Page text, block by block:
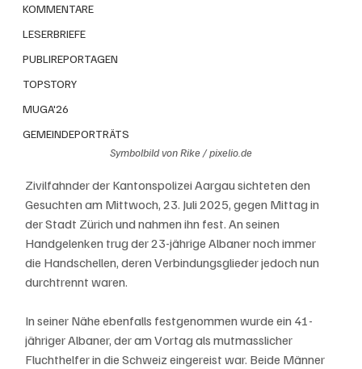
KOMMENTARE
LESERBRIEFE
PUBLIREPORTAGEN
TOPSTORY
MUGA'26
GEMEINDEPORTRÄTS
Symbolbild von Rike / pixelio.de
Zivilfahnder der Kantonspolizei Aargau sichteten den
Gesuchten am Mittwoch, 23. Juli 2025, gegen Mittag in
der Stadt Zürich und nahmen ihn fest. An seinen
Handgelenken trug der 23-jährige Albaner noch immer
die Handschellen, deren Verbindungsglieder jedoch nun
durchtrennt waren.
In seiner Nähe ebenfalls festgenommen wurde ein 41-
jähriger Albaner, der am Vortag als mutmasslicher
Fluchthelfer in die Schweiz eingereist war. Beide Männer